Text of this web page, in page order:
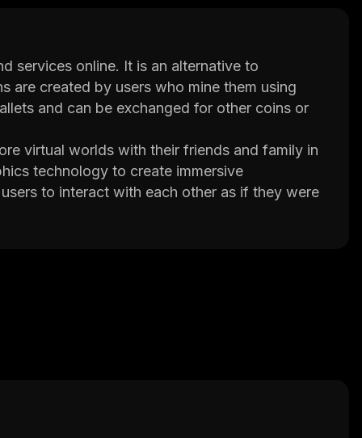
services online. It is an alternative to
are created by users who mine them using
and can be exchanged for other coins or
virtual worlds with their friends and family in
technology to create immersive
to interact with each other as if they were